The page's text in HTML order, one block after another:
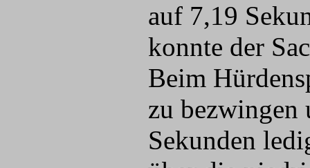
auf 7,19
konnte der
Beim
zu bezwingen
Sekunden